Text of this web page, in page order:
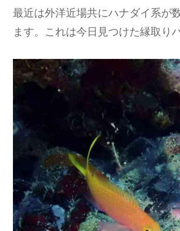
最近は外洋近場共にハナダイ系が
ます。これは今日見つけた縁取り